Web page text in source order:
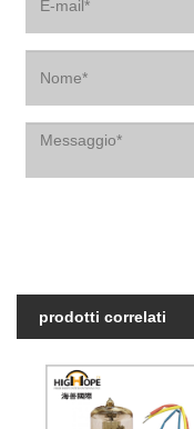
prodotti correlati